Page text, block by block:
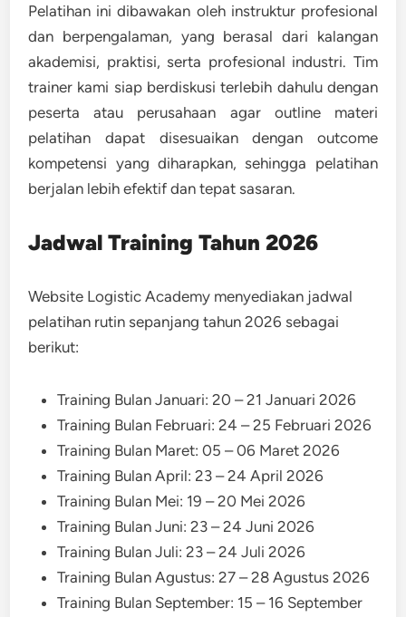
Pelatihan ini dibawakan oleh instruktur profesional
dan berpengalaman, yang berasal dari kalangan
akademisi, praktisi, serta profesional industri. Tim
trainer kami siap berdiskusi terlebih dahulu dengan
peserta atau perusahaan agar outline materi
pelatihan dapat disesuaikan dengan outcome
kompetensi yang diharapkan, sehingga pelatihan
berjalan lebih efektif dan tepat sasaran.
Jadwal Training Tahun 2026
Website Logistic Academy menyediakan jadwal
pelatihan rutin sepanjang tahun 2026 sebagai
berikut:
Training Bulan Januari: 20 – 21 Januari 2026
Training Bulan Februari: 24 – 25 Februari 2026
Training Bulan Maret: 05 – 06 Maret 2026
Training Bulan April: 23 – 24 April 2026
Training Bulan Mei: 19 – 20 Mei 2026
Training Bulan Juni: 23 – 24 Juni 2026
Training Bulan Juli: 23 – 24 Juli 2026
Training Bulan Agustus: 27 – 28 Agustus 2026
Training Bulan September: 15 – 16 September